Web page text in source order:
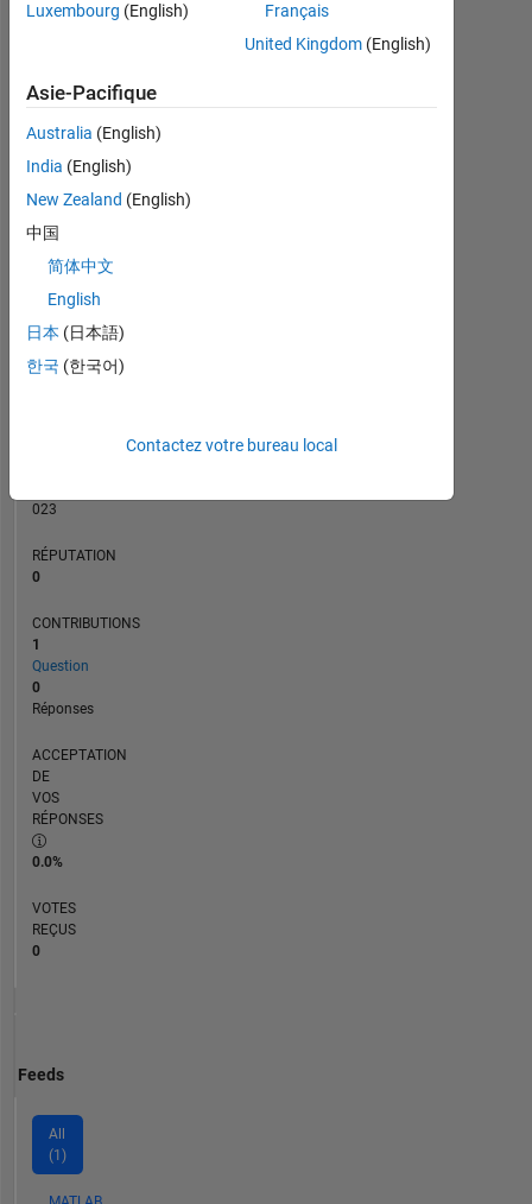
MATLAB Answers
CONTRIBUTIONS L
0
1
023
RÉPUTATION
0
CONTRIBUTIONS
1
Question
0
Réponses
ACCEPTATION
DE
VOS
RÉPONSES
0.0%
VOTES
REÇUS
0
Feeds
All
(1)
Luxembourg (English)
Français
United Kingdom(English)
Asie-Pacifique
Australia (English)
India (English)
New Zealand (English)
中国
简体中文
English
日本 (日本語)
한국 (한국어)
Contactez votre bureau local